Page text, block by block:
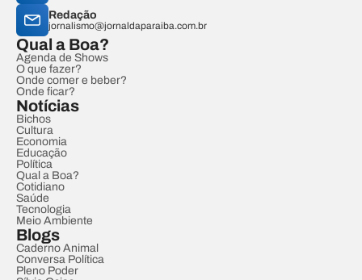
Redação
jornalismo@jornaldaparaiba.com.br
Qual a Boa?
Agenda de Shows
O que fazer?
Onde comer e beber?
Onde ficar?
Notícias
Bichos
Cultura
Economia
Educação
Política
Qual a Boa?
Cotidiano
Saúde
Tecnologia
Meio Ambiente
Blogs
Caderno Animal
Conversa Política
Pleno Poder